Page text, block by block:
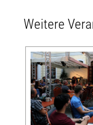
Weitere